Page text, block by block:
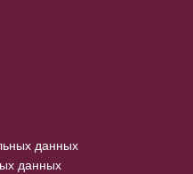
данных
данных